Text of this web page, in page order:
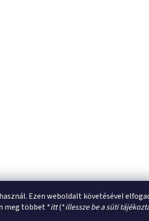
Ezen weboldalt követésével
meg többet *itt(*illessze be a süti